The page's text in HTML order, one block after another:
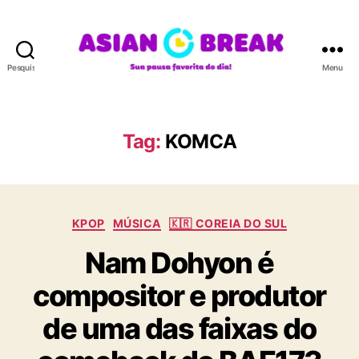
Pesquisar
A
N
R
A
Menu
Tag: KOMCA
C
t
e
g
o
r
i
KPOP MÚSICA 🇰🇷 COREIA DO SUL
Nam Dohyon é
compositor e produtor
de uma das faixas do